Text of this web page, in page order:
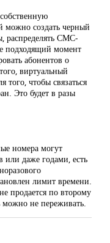
можно создать черный
распределять СМС-
подходящий момент
абонентов о
виртуальный
чтобы связаться
Это будет в разы
номера могут
или даже годами, есть
лимит времени.
продается по второму
можно не переживать.